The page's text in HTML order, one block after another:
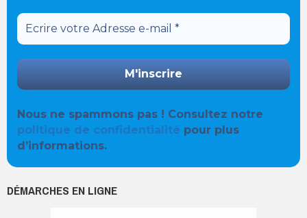
Nous ne spammons pas ! Consultez notre
politique de confidentialité pour plus
d’informations.
DÉMARCHES EN LIGNE